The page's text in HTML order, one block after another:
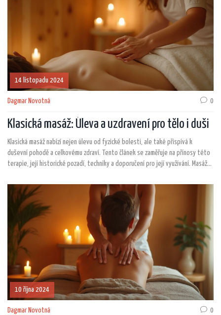
14 listopadu 2024
Dagmar Novotná 0
Klasická masáž: Úleva a uzdravení pro tělo i duši
Klasická masáž nabízí nejen úlevu od fyzické bolesti, ale také přispívá k
duševní pohodě a celkovému zdraví. Tento článek se zaměřuje na přínosy této
terapie, její historické pozadí, techniky a doporučení pro její využívání. Masáže
spánku. Zjistěte, jak může klasická masáž obohatit váš každodenní život a
pomoci vám zvládat stresové situace.
10 října 2024
Dagmar Novotná 0